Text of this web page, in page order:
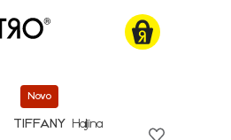
Novo
TIFFANY
Haljina